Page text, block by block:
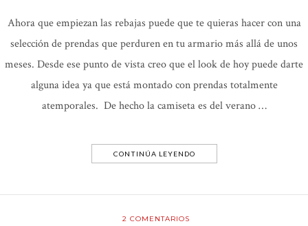
Ahora que empiezan las rebajas puede que te quieras hacer con una
selección de prendas que perduren en tu armario más allá de unos
meses. Desde ese punto de vista creo que el look de hoy puede darte
alguna idea ya que está montado con prendas totalmente
atemporales. De hecho la camiseta es del verano …
CONTINÚA LEYENDO
2 COMENTARIOS